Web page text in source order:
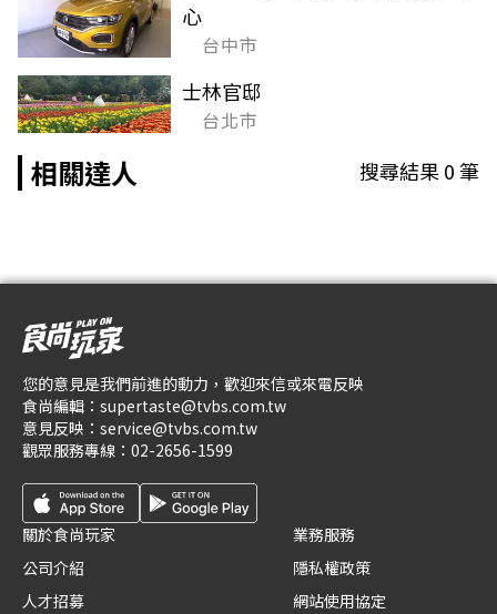
心
台中市
士林官邸
台北市
相關達人 搜尋結果0筆
您的意見是我們前進的動力，歡迎來信或來電反映
食尚編輯： supertaste@tvbs.com.tw
意見反映： service@tvbs.com.tw
觀眾服務專線： 02-2656-1599
關於食尚玩家
公司介紹
人才招募
業務服務
隱私權政策
網站使用協定